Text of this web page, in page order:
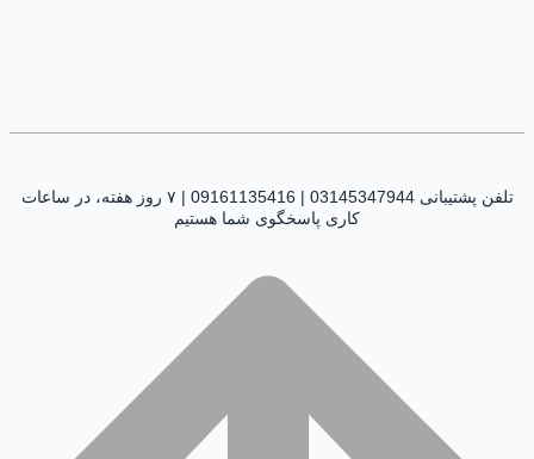
تلفن پشتیبانی 03145347944 | 09161135416 | ۷ روز هفته، در ساعات
کاری پاسخگوی شما هستیم